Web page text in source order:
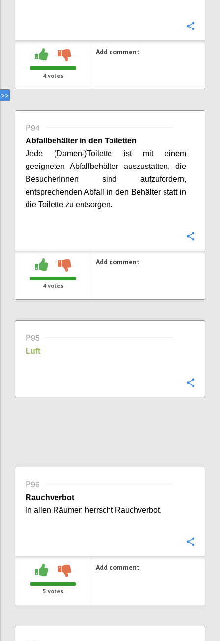
4 votes
Add comment
P94
Abfallbehälter in den Toiletten
Jede (Damen-)Toilette ist mit einem
geeigneten Abfallbehälter auszustatten, die
BesucherInnen sind aufzufordern,
entsprechenden Abfall in den Behälter statt in
die Toilette zu entsorgen.
4 votes
Add comment
P95
Luft
P96
Rauchverbot
In allen Räumen herrscht Rauchverbot.
5 votes
Add comment